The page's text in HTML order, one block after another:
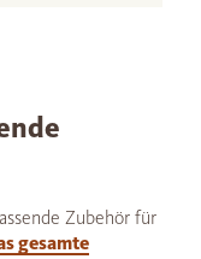
Zubehör für
gesamte